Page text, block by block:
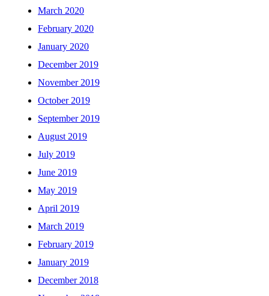
March 2020
February 2020
January 2020
December 2019
November 2019
October 2019
September 2019
August 2019
July 2019
June 2019
May 2019
April 2019
March 2019
February 2019
January 2019
December 2018